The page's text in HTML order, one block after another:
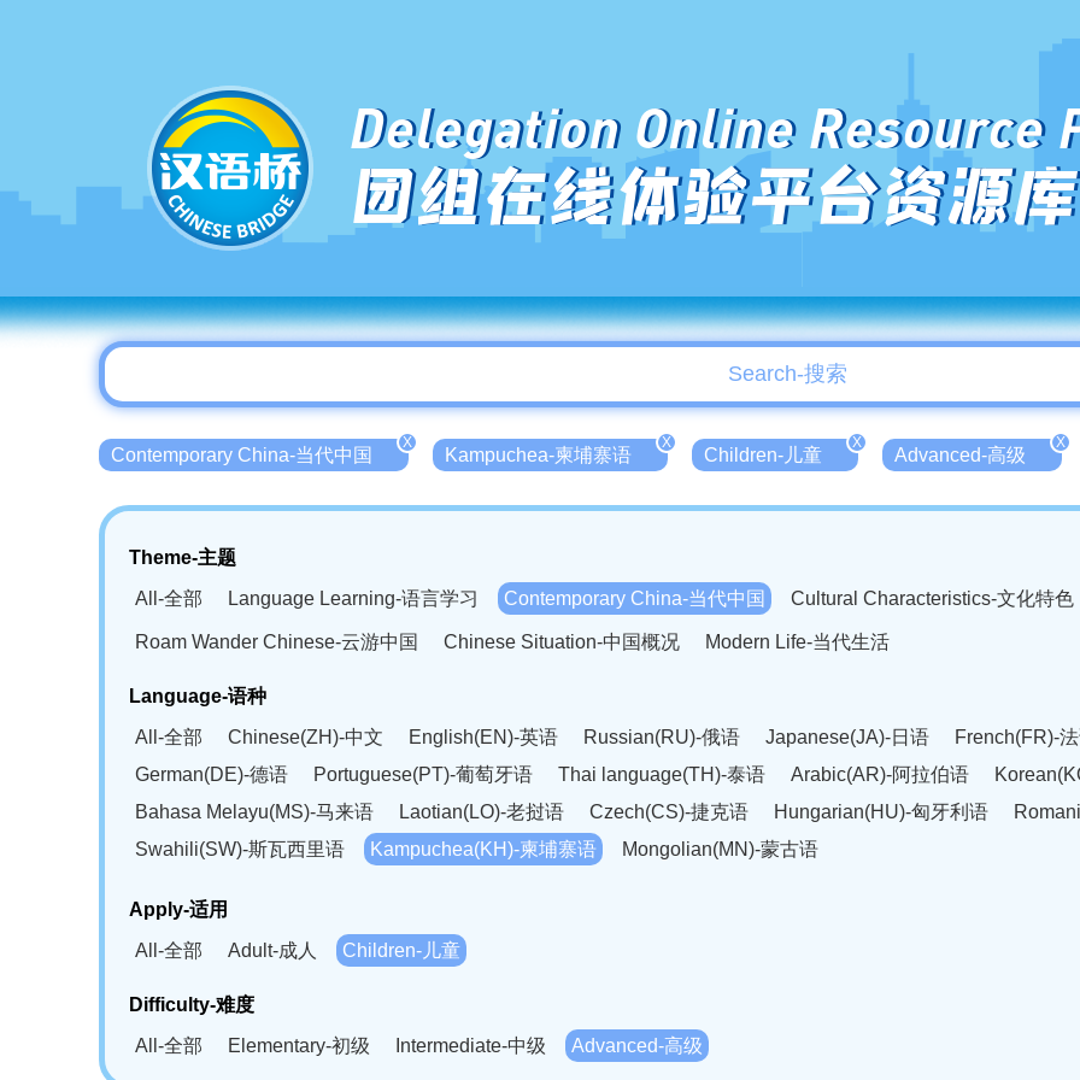
Delegation Online Resource
团组在线体验平台资源库
Contemporary China-当代中国
X
Kampuchea-柬埔寨语
X
Children-儿童
X
Advanced-高级
X
Theme-主题
All-全部
Language Learning-语言学习 Contemporary China-当代中国 Cultural Characteristics-文化特色
Roam Wander Chinese-云游中国 Chinese Situation-中国概况 Modern Life-当代生活
Language-语种
All-全部
Chinese(ZH)-中文 English(EN)-英语 Russian(RU)-俄语 Japanese(JA)-日语
French(FR)-
German(DE)-德语
Portuguese(PT)-葡萄牙语 Thai language(TH)-泰语 Arabic(AR)-阿拉伯语
Bahasa Melayu(MS)-马来语
Laotian(LO)-老挝语 Czech(CS)-捷克语 Hungarian(HU)-匈牙利语
Swahili(SW)-斯瓦西里语
Kampuchea(KH)-柬埔寨语 Mongolian(MN)-蒙古语
Apply-适用
All-全部
Adult-成人 Children-儿童
Difficulty-难度
All-全部
Elementary-初级 Intermediate-中级 Advanced-高级